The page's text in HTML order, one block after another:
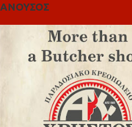
ΑΝΟΥΣΟΣ